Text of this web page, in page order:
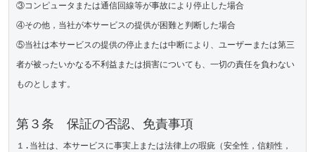
③コンピュータまたは通信回線等が事故により停止した場合
④その他，当社が本サービスの提供が困難と判断した場合
⑤当社は本サービスの提供の停止または中断により、ユーザーまたは第三
者が被ったいかなる不利益または損害についても、一切の責任を負わない
ものとします。
第３条　保証の否認、免責事項
１.当社は、本サービスに事実上または法律上の瑕疵（安全性，信頼性，